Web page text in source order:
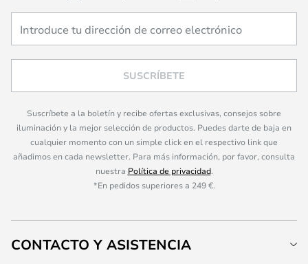
SUSCRÍBETE
Suscríbete a la boletín y recibe ofertas exclusivas, consejos sobre
iluminación y la mejor selección de productos. Puedes darte de baja en
cualquier momento con un simple click en el respectivo link que
añadimos en cada newsletter. Para más información, por favor, consulta
nuestra Política de privacidad.
*En pedidos superiores a 249 €.
CONTACTO Y ASISTENCIA